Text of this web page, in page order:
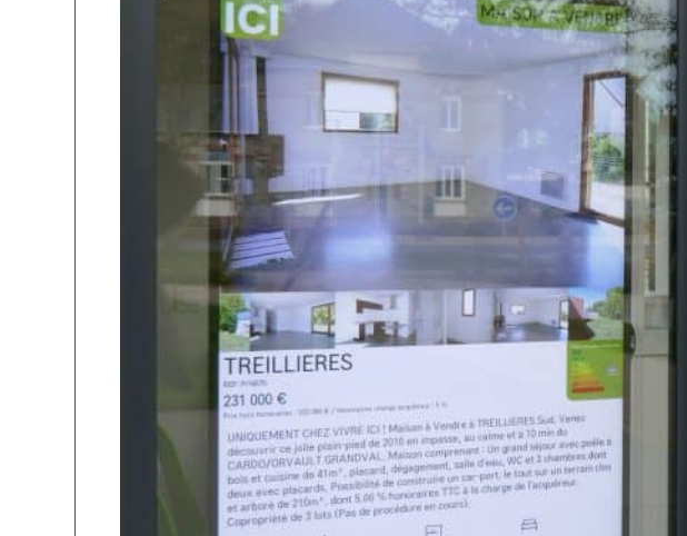
L’écran Verybright est
un écran Full HD, haute luminosité
à orientation réglable. Ce dispositif d’affichage est le
premier écran de 4000 candelas, une luminosité très forte
qui lui permet de rester parfaitement visible même avec
un fort ensoleillement.
Le Verybright dispose aussi d’un capteur lui permettant
ajuster automatiquement la luminosité afin de réduire la
consommation d’énergie
et donc la facture d’électricité.
3 – VIDEOWALL
Videowall est un
système permettant d’assembler vos
écrans LCDafin d’obtenir un affichage haute définition
sur-mesure.
Vous pouvez ainsi adapter la devanture de votre agence
immobilière ou de votre cabinet de recrutement en
fonction de vos besoins du moment.